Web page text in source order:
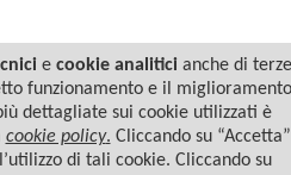
e cookie analiticianche di terze
funzionamento e il miglioramento
dettagliate sui cookie utilizzati è
cookie policy. Cliccando su “Accetta”
di tali cookie. Cliccando su